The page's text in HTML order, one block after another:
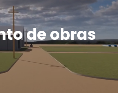
de obras